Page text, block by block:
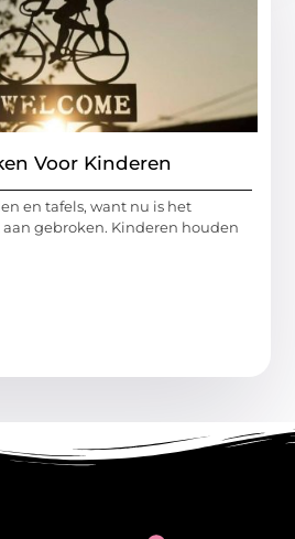
Voor Kinderen
en tafels, want nu is het
gebroken. Kinderen houden